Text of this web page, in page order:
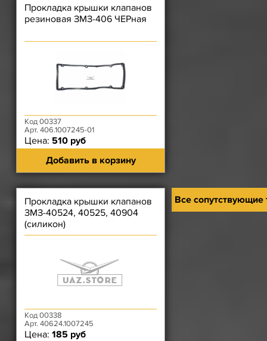
Прокладка крышки клапанов
резиновая ЗМЗ-406 ЧЕРная
Код 00337
Арт. 406.1007245-01
Цена: 510 руб
Добавить в корзину
Прокладка крышки клапанов
ЗМЗ-40524, 40525, 40904
(силикон)
Код 00338
Арт. 40624.1007245
Цена: 185 руб
Все сопутствующие